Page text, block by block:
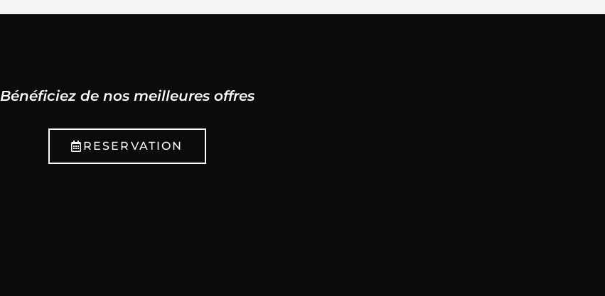
Bénéficiez de nos meilleures offres
RESERVATION